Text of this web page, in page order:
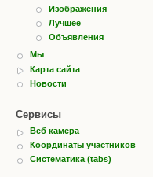
Изображения
Лучшее
Объявления
Мы
Карта сайта
Новости
Сервисы
Веб камера
Координаты участников
Систематика (tabs)